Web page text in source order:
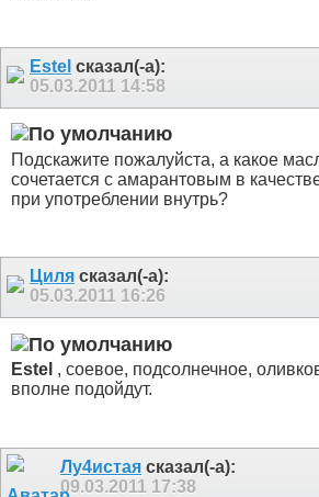
Estel сказал(-а):
05.03.2011 14:58
Подскажите пожалуйста, а какое
сочетается с амарантовым в
при употреблении внутрь?
Циля сказал(-а):
05.03.2011 16:26
Estel , соевое, подсолнечное,
вполне подойдут.
Лу4истая сказал(-а):
09.03.2011 17:38